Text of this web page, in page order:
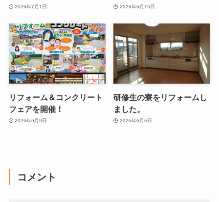
2026年7月1日 2026年6月15日
リフォーム＆コンクリート
フェアを開催！
2026年6月9日
研修生の寮をリフォームし
ました。
2026年6月6日
コメント